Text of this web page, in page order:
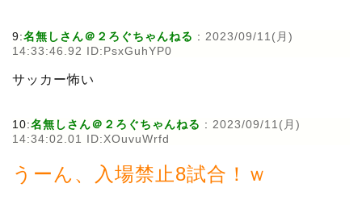
9:名無しさん＠２ろぐちゃんねる : 2023/09/11(月)
14:33:46.92 ID:PsxGuhYP0
サッカー怖い
10:名無しさん＠２ろぐちゃんねる : 2023/09/11(月)
14:34:02.01 ID:XOuvuWrfd
うーん、入場禁止8試合！ｗ